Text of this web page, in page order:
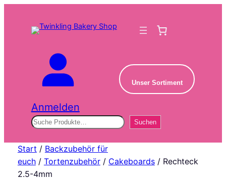
Anmelden
Unser Sortiment
Suchen Suchen
Start / Backzubehör für
euch/ Tortenzubehör/ Cakeboards/ Rechteck
2.5-4mm